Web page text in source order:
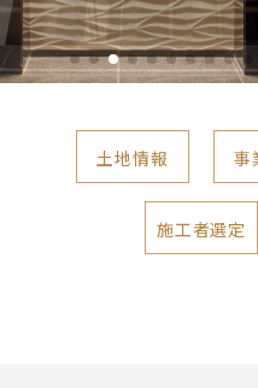
土地情報 事
施工者選定